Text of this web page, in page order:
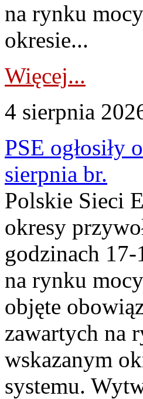
na rynku
okresie...
Więcej...
4 sierpnia
PSE ogłosiły
sierpnia br.
Polskie Sieci
okresy
godzinach 17-
na rynku
objęte
zawartych na
wskazanym
systemu.